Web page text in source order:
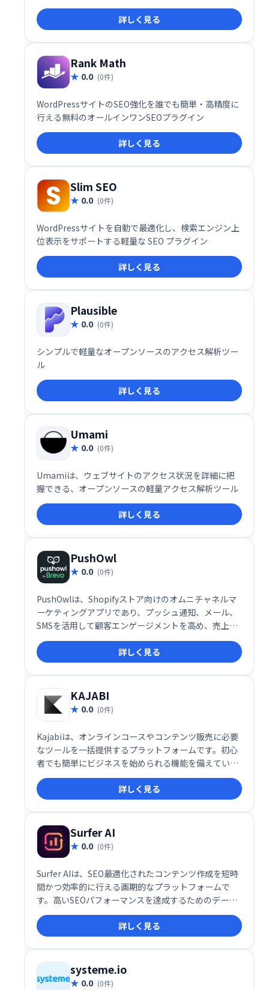
詳しく見る
Rank Math
0.0 (0件)
WordPressサイトのSEO強化を誰でも簡単・高精度に
行える無料のオールインワンSEOプラグイン
詳しく見る
Slim SEO
0.0 (0件)
WordPressサイトを自動で最適化し、検索エンジン上
位表示をサポートする軽量な SEO プラグイン
詳しく見る
Plausible
0.0 (0件)
シンプルで軽量なオープンソースのアクセス解析ツー
ル
詳しく見る
Umami
0.0 (0件)
Umamiは、ウェブサイトのアクセス状況を詳細に把
握できる、オープンソースの軽量アクセス解析ツール
詳しく見る
PushOwl
0.0 (0件)
PushOwlは、Shopifyストア向けのオムニチャネルマ
ーケティングアプリであり、プッシュ通知、メール、
SMSを活用して顧客エンゲージメントを高め、売上増
加に貢献します。
詳しく見る
KAJABI
0.0 (0件)
Kajabiは、オンラインコースやコンテンツ販売に必要
なツールを一括提供するプラットフォームです。初心
者でも簡単にビジネスを始められる機能を備えていま
す。
詳しく見る
Surfer AI
0.0 (0件)
Surfer AIは、SEO最適化されたコンテンツ作成を短時
間かつ効率的に行える画期的なプラットフォームで
す。高いSEOパフォーマンスを達成するためのデータ
駆動型アプローチと、ブランドの一貫性を保ちながら
カスタマイズ可能なコンテンツ生成機能を提供。
詳しく見る
systeme.io
0.0 (0件)